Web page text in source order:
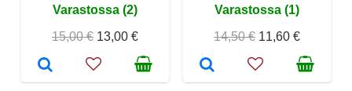
Varastossa (2)
15,00 € 13,00 €
Varastossa (1)
14,50 € 11,60 €